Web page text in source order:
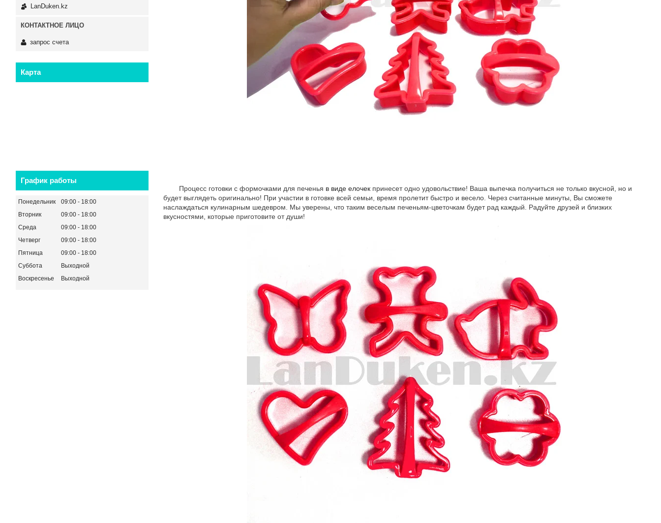
Процесс готовки с формочками для печенья в виде елочек принесет одно удовольствие! Ваша выпечка получиться не только вкусной, но и
будет выглядеть оригинально! При участии в готовке всей семьи, время пролетит быстро и весело. Через считанные минуты, Вы сможете
наслаждаться кулинарным шедевром. Мы уверены, что таким веселым печеньям-цветочкам будет рад каждый. Радуйте друзей и близких
вкусностями, которые приготовите от души!
LanDuken.kz
запрос счета
Карта
График работы
Понедельник 09:00
18:00
Вторник
09:00
18:00
Среда
09:00
18:00
Четверг
09:00
18:00
Пятница
09:00
18:00
Суббота
Выходной
Воскресенье
Выходной